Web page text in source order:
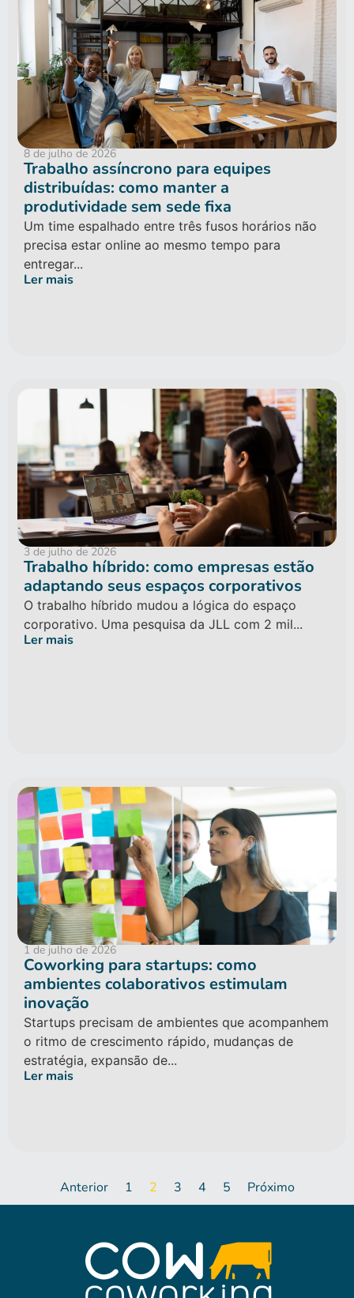
8 de julho de 2026
Trabalho assíncrono para equipes
distribuídas: como manter a
produtividade sem sede fixa
Um time espalhado entre três fusos horários não
precisa estar online ao mesmo tempo para
entregar...
Ler mais
3 de julho de 2026
Trabalho híbrido: como empresas estão
adaptando seus espaços corporativos
O trabalho híbrido mudou a lógica do espaço
corporativo. Uma pesquisa da JLL com 2 mil...
Ler mais
1 de julho de 2026
Coworking para startups: como
ambientes colaborativos estimulam
inovação
Startups precisam de ambientes que acompanhem
o ritmo de crescimento rápido, mudanças de
estratégia, expansão de...
Ler mais
Anterior 1 2 3 4 5 Próximo